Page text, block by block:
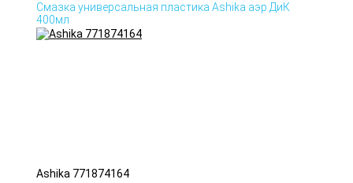
Смазка универсальная пластика Ashika аэр ДиК
400мл
Ashika 771874164